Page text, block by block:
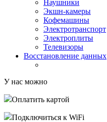
Наушники
Экшн-камеры
Кофемашины
Электротранспорт
Электроплиты
Телевизоры
Восстановление данных
У нас можно
Оплатить картой
Подключиться к WiFi